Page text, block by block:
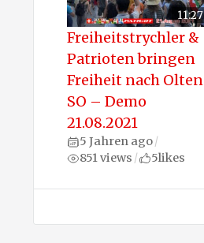
11:27
Freiheitstrychler &
Patrioten bringen
Freiheit nach Olten
SO – Demo
21.08.2021
5 Jahren ago/
851 views / 5likes